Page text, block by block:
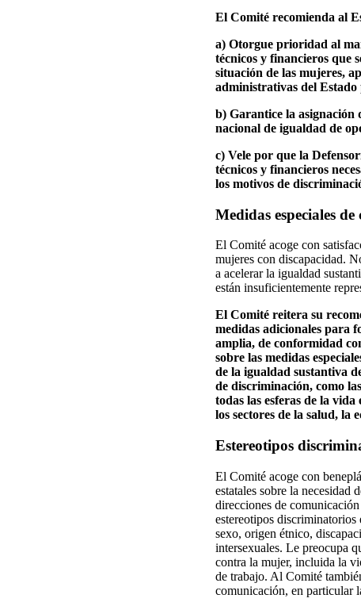
El Comité recomienda al
a) Otorgue prioridad al
técnicos y financieros que
situación de las mujeres,
administrativas del
b) Garantice la asignación
nacional de igualdad de
c) Vele por que la
técnicos y financieros
los motivos de
Medidas especiales
El Comité acoge con
mujeres con discapacidad.
a acelerar la igualdad
están insuficientemente
El Comité reitera su
medidas adicionales para
amplia, de conformidad
sobre las medidas
de la igualdad sustantiva
de discriminación, como
todas las esferas de la
los sectores de la salud, la
Estereotipos
El Comité acoge con
estatales sobre la necesidad
direcciones de
estereotipos
sexo, origen étnico,
intersexuales. Le preocupa
contra la mujer, incluida la
de trabajo. Al Comité
comunicación, en particular